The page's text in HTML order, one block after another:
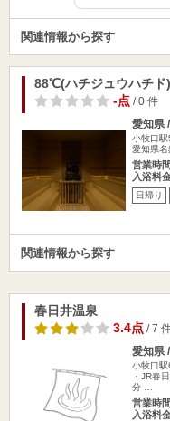
関連情報から探す
88℃(ハチジュウハチド)
-点/ 0 件
愛知県
小牧口
愛知県
営業時
入浴料
日帰り
関連情報から探す
春日井温泉
3.4点/ 7
愛知県
小牧口
・JR春
分 …
営業時
入浴料